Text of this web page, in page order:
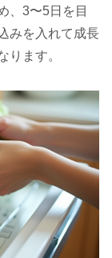
、3〜5日を目
みを入れて成長
ります。